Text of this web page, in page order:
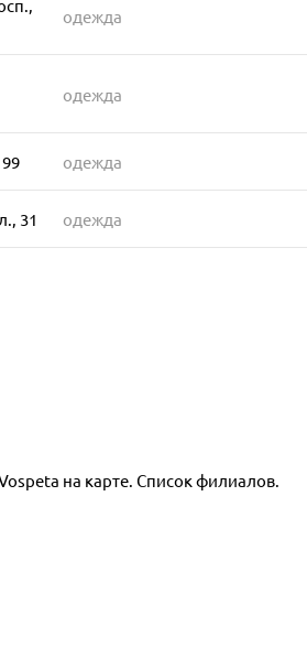
одежда
одежда
одежда
31 одежда
на карте. Список филиалов.